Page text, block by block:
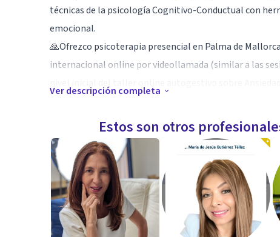
técnicas de la psicología Cognitivo-Conductual con
emocional.
🙏Ofrezco psicoterapia presencial en Palma de
internacional online por videollamada (similar a las
sociales, para que cuentes con todos los recursos
Especialidad
¿Qué podéis trabajar en consulta?
✅ Reducción del estrés, la ansiedad y los
✅ Regulación emocional y desarrollo del
✅ Refuerzo de la autoestima y la seguridad personal.
Ver descripción completa
Estos son otros